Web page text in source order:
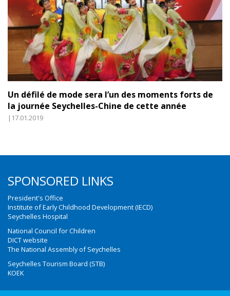
Un défilé de mode sera l’un des moments forts de
la journée Seychelles-Chine de cette année
|17.01.2019
SPONSORED LINKS
President's Office
Institute of Early Childhood Development (IECD)
Seychelles Hospital
National Council for Children
DICT website
The National Assembly of Seychelles
Seychelles Tourism Board (STB)
KOEK